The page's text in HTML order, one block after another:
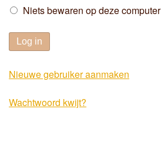
Niets bewaren op deze computer
Log in
Nieuwe gebruiker aanmaken
Wachtwoord kwijt?